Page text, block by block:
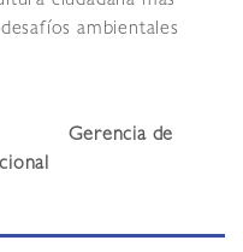
ambientales
de